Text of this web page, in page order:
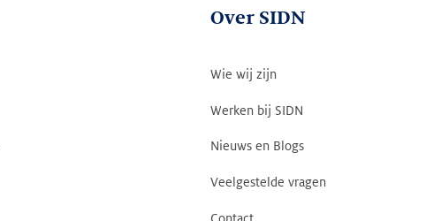
Over SIDN
Wie wij zijn
Werken bij SIDN
Nieuws en Blogs
Veelgestelde vragen
Contact